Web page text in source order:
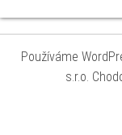
Používáme
s.r.o.